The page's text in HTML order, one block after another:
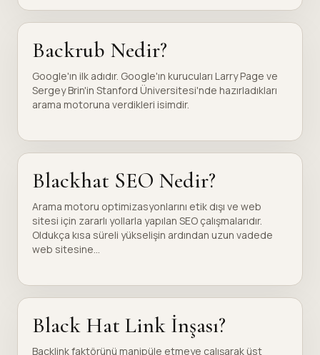
Backrub Nedir?
Google'ın ilk adıdır. Google'ın kurucuları Larry Page ve
Sergey Brin'in Stanford Üniversitesi'nde hazırladıkları
arama motoruna verdikleri isimdir.
Blackhat SEO Nedir?
Arama motoru optimizasyonlarını etik dışı ve web
sitesi için zararlı yollarla yapılan SEO çalışmalarıdır.
Oldukça kısa süreli yükselişin ardından uzun vadede
web sitesine...
Black Hat Link İnşası?
Backlink faktörünü manipüle etmeye çalışarak üst